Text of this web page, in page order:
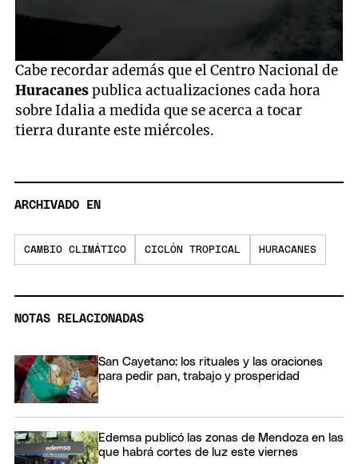
0
seconds
of
7
minutes,
1
Cabe recordar además que el Centro Nacional de
Huracanespublica actualizaciones cada hora
sobre Idalia a medida que se acerca a tocar
tierra durante este miércoles.
ARCHIVADO EN
CAMBIO CLIMÁTICO CICLÓN TROPICAL HURACANES
NOTAS RELACIONADAS
San Cayetano: los rituales y las oraciones
para pedir pan, trabajo y prosperidad
Edemsa publicó las zonas de Mendoza en las
que habrá cortes de luz este viernes